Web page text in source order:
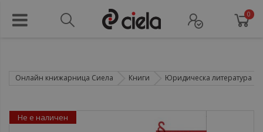
0
Онлайн книжарница Сиела Книги Юридическа литература
Не е наличен